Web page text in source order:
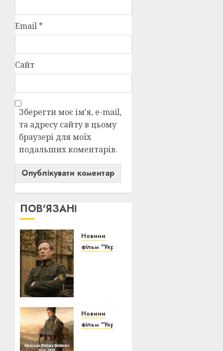
Email *
Сайт
Зберегти моє ім'я, e-mail,
та адресу сайту в цьому
браузері для моїх
подальших коментарів.
ПОВ'ЯЗАНІ
Новини
фільм "Українська революція"
—
шлях
Новини
фільм "Українська революція"